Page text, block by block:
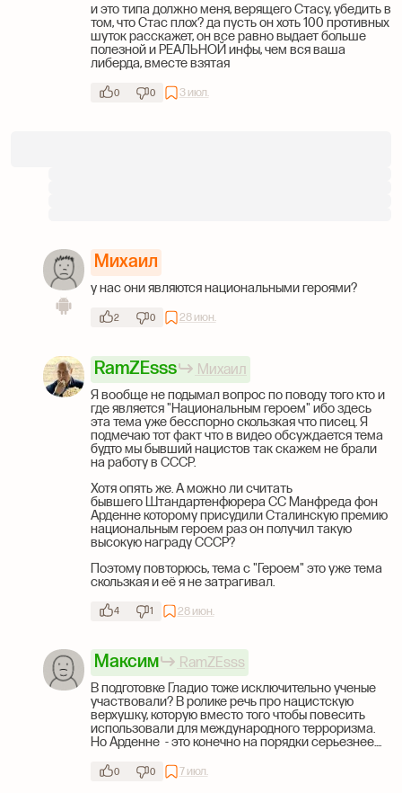
и это типа должно меня, верящего Стасу, убедить в
том, что Стас плох? да пусть он хоть 100 противных
шуток расскажет, он все равно выдает больше
полезной и РЕАЛЬНОЙ инфы, чем вся ваша
либерда, вместе взятая
0 0 3 июл.
Михаил
у нас они являются национальными героями?
2 0 28 июн.
RamZEsss
Михаил
Я вообще не подымал вопрос по поводу того кто и
где является "Национальным героем" ибо здесь
эта тема уже бесспорно скользкая что писец. Я
подмечаю тот факт что в видео обсуждается тема
будто мы бывший нацистов так скажем не брали
на работу в СССР.
Хотя опять же. А можно ли считать
бывшего Штандартенфюрера СС Манфреда фон
Арденне которому присудили Сталинскую премию
национальным героем раз он получил такую
высокую награду СССР?
Поэтому повторюсь, тема с "Героем" это уже тема
скользкая и её я не затрагивал.
4 1 28 июн.
Максим
RamZEsss
В подготовке Гладио тоже исключительно ученые
участвовали? В ролике речь про нацистскую
верхушку, которую вместо того чтобы повесить
использовали для международного терроризма.
Но Арденне - это конечно на порядки серьезнее....
0 0 7 июл.